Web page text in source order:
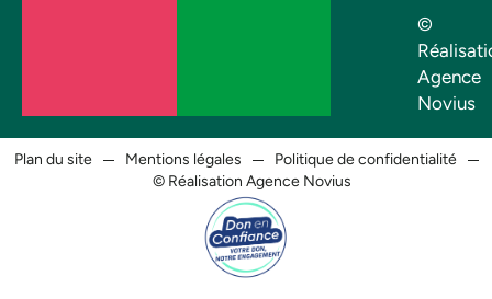
©
Agence
Novius
Plan du site Mentions légales
Politique de confidentialité
© Réalisation Agence Novius